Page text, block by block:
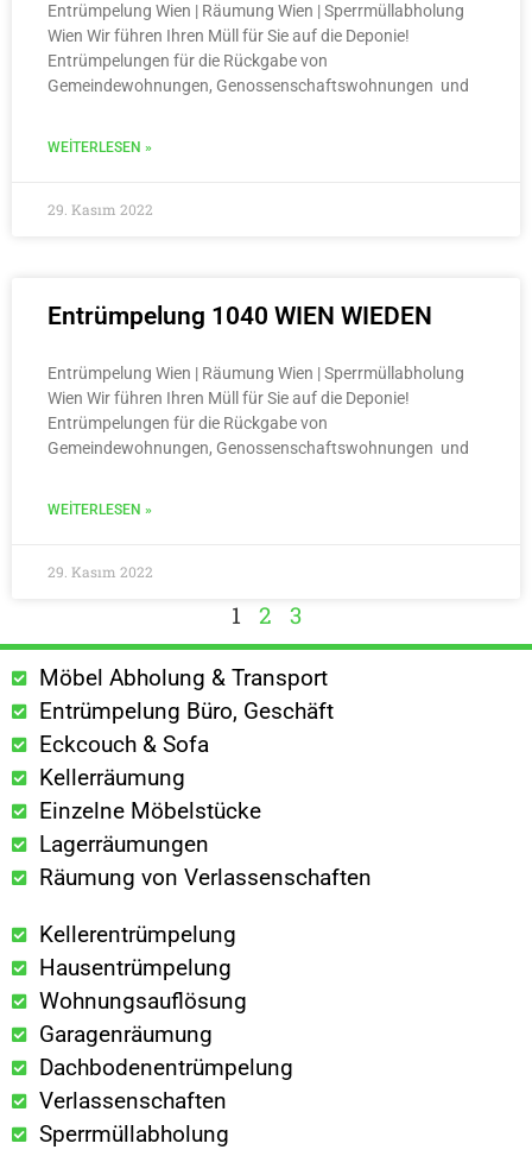
Entrümpelung Wien | Räumung Wien | Sperrmüllabholung
Wien Wir führen Ihren Müll für Sie auf die Deponie!
Entrümpelungen für die Rückgabe von
Gemeindewohnungen, Genossenschaftswohnungen und
WEITERLESEN »
29. Kasım 2022
Entrümpelung 1040 WIEN WIEDEN
Entrümpelung Wien | Räumung Wien | Sperrmüllabholung
Wien Wir führen Ihren Müll für Sie auf die Deponie!
Entrümpelungen für die Rückgabe von
Gemeindewohnungen, Genossenschaftswohnungen und
WEITERLESEN »
29. Kasım 2022
1 2 3
Möbel Abholung & Transport
Entrümpelung Büro, Geschäft
Eckcouch & Sofa
Kellerräumung
Einzelne Möbelstücke
Lagerräumungen
Räumung von Verlassenschaften
Kellerentrümpelung
Hausentrümpelung
Wohnungsauflösung
Garagenräumung
Dachbodenentrümpelung
Verlassenschaften
Sperrmüllabholung